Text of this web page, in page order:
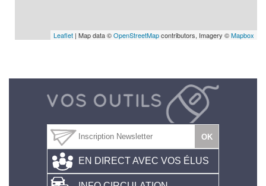
Leaflet | Map data ©OpenStreetMapcontributors, Imagery ©Mapbox
EN DIRECT AVEC VOS ÉLUS